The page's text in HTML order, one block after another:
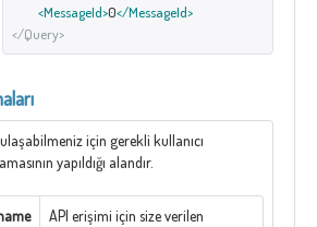
<MessageId>0</MessageId>
</Query>
için gerekli kullanıcı
yapıldığı alandır.
API erişimi için size verilen